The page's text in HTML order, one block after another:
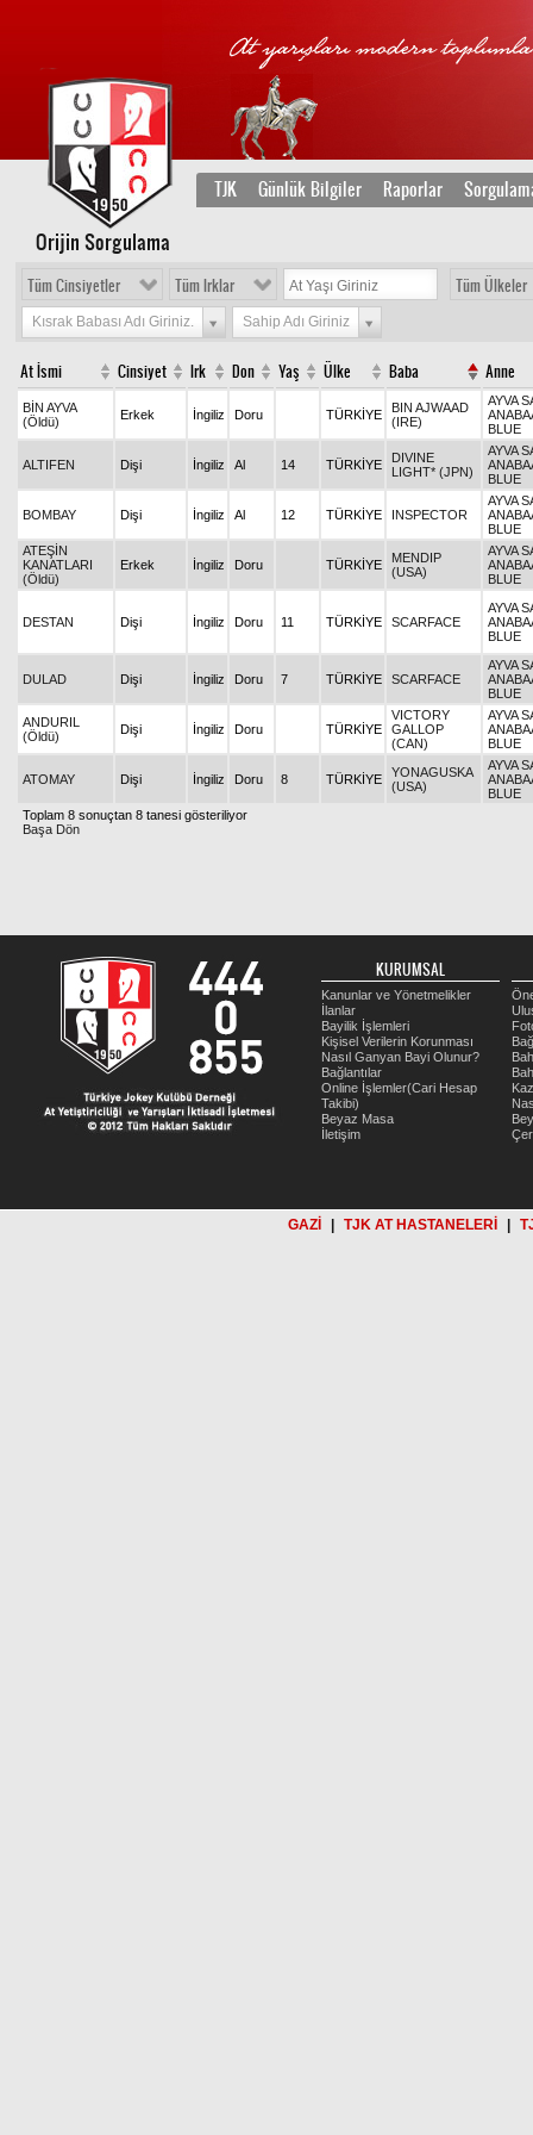
TJK Günlük Bilgiler Raporlar
Orijin Sorgulama
Tüm Cinsiyetler Tüm Irklar Tüm Ülkeler
Kısrak Babası Adı Giriniz. Sahip Adı Giriniz
At İsmi Cinsiyet Irk Don Yaş Ülke Baba Anne
BİN AYVA
(Öldü)
Erkek İngiliz Doru TÜRKİYE
BIN AJWAAD
(IRE)
AYVA
BLUE
ALTIFEN Dişi İngiliz Al 14 TÜRKİYE
DIVINE
LIGHT* (JPN)
AYVA
BLUE
BOMBAY Dişi İngiliz Al 12 TÜRKİYE INSPECTOR
AYVA
BLUE
ATEŞİN
KANATLARI
(Öldü)
Erkek İngiliz Doru TÜRKİYE
MENDIP
(USA)
AYVA
BLUE
DESTAN Dişi İngiliz Doru 11 TÜRKİYE SCARFACE
AYVA
BLUE
DULAD Dişi İngiliz Doru 7 TÜRKİYE SCARFACE
AYVA
BLUE
ANDURIL
(Öldü)
Dişi İngiliz Doru TÜRKİYE
VICTORY
GALLOP
(CAN)
AYVA
BLUE
ATOMAY Dişi İngiliz Doru 8 TÜRKİYE
YONAGUSKA
(USA)
AYVA
BLUE
Toplam 8 sonuçtan 8 tanesi gösteriliyor
Başa Dön
KURUMSAL
Kanunlar ve Yönetmelikler
İlanlar
Bayilik İşlemleri
Kişisel Verilerin Korunması
Nasıl Ganyan Bayi Olunur?
Bağlantılar
Online İşlemler(Cari Hesap
Takibi)
Beyaz Masa
İletişim
GAZİ TJK AT HASTANELERİ